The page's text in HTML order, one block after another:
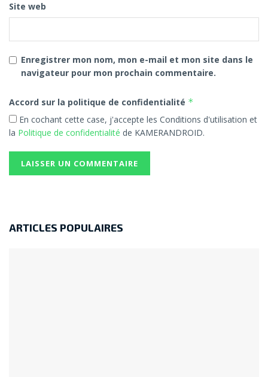
Site web
Enregistrer mon nom, mon e-mail et mon site dans le
navigateur pour mon prochain commentaire.
Accord sur la politique de confidentialité *
En cochant cette case, j'accepte les Conditions d'utilisation et
la Politique de confidentialité de KAMERANDROID.
ARTICLES POPULAIRES